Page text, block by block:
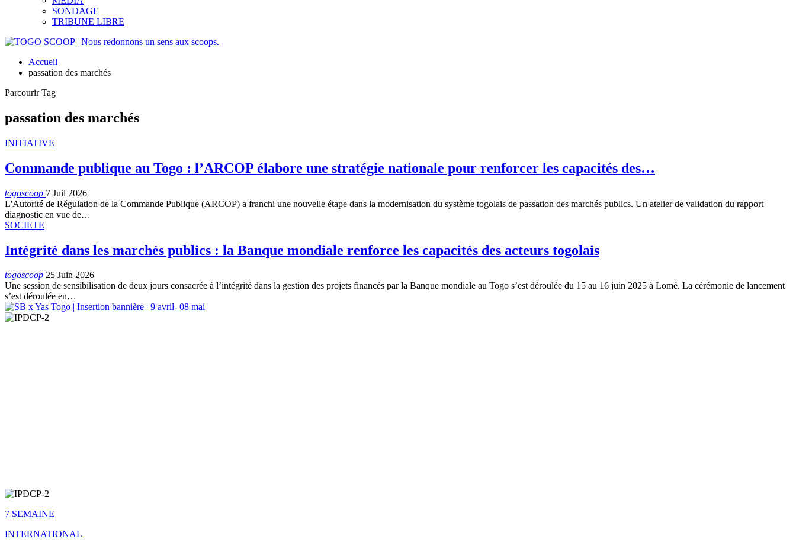
SONDAGE
TRIBUNE LIBRE
Accueil
passation des marchés
Parcourir Tag
passation des marchés
INITIATIVE
Commande publique au Togo : l’ARCOP élabore une stratégie nationale pour renforcer les capacités des…
togoscoop 7 Juil 2026
L'Autorité de Régulation de la Commande Publique (ARCOP) a franchi une nouvelle étape dans la modernisation du système togolais de passation des marchés publics. Un atelier de validation du rapport
diagnostic en vue de…
SOCIETE
Intégrité dans les marchés publics : la Banque mondiale renforce les capacités des acteurs togolais
togoscoop 25 Juin 2026
Une session de sensibilisation de deux jours consacrée à l’intégrité dans la gestion des projets financés par la Banque mondiale au Togo s’est déroulée du 15 au 16 juin 2025 à Lomé. La cérémonie de lancement
s’est déroulée en…
7 SEMAINE
INTERNATIONAL